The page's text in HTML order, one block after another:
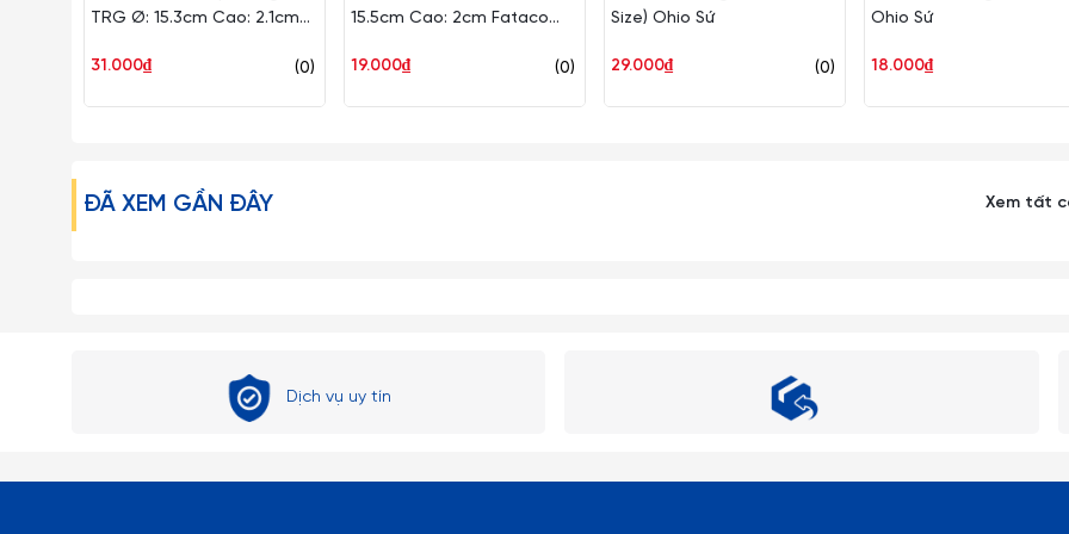
TRG Ø: 15.3cm Cao: 2.1cm
(0)
31.000₫
15.5cm Cao: 2cm Fataco
(0)
19.000₫
Size) Ohio Sứ
(0)
29.000₫
Ohio Sứ
18.000₫
ĐÃ XEM GẦN ĐÂY Xem tất
Dịch vụ uy tín